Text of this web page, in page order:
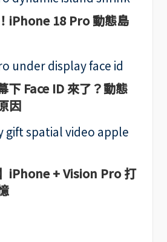
iPhone 18 Pro 動態島
下 Face ID 來了？動態
因
iPhone + Vision Pro 打